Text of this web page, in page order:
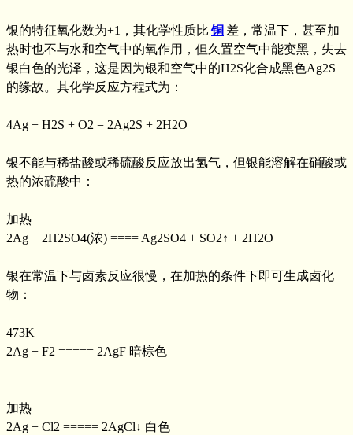
银的特征氧化数为+1，其化学性质比 铜 差，常温下，甚至加
热时也不与水和空气中的氧作用，但久置空气中能变黑，失去
银白色的光泽，这是因为银和空气中的H2S化合成黑色Ag2S
的缘故。其化学反应方程式为：
4Ag + H2S + O2 = 2Ag2S + 2H2O
银不能与稀盐酸或稀硫酸反应放出氢气，但银能溶解在硝酸或
热的浓硫酸中：
加热
2Ag + 2H2SO4(浓) ==== Ag2SO4 + SO2↑ + 2H2O
银在常温下与卤素反应很慢，在加热的条件下即可生成卤化
物：
473K
2Ag + F2 ===== 2AgF 暗棕色
加热
2Ag + Cl2 ===== 2AgCl↓ 白色